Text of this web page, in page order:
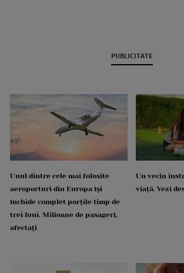
PUBLICITATE
Unul dintre cele mai folosite
aeroporturi din Europa își
închide complet porțile timp de
trei luni. Milioane de pasageri,
afectați
Un vecin
viață. Vezi